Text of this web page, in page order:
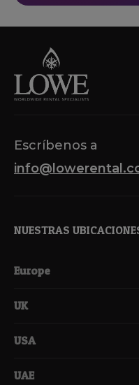
Escríbenos a
NUESTRAS
Europe
UK
USA
UAE